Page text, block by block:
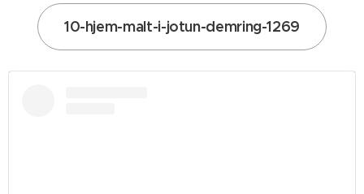
10-hjem-malt-i-jotun-demring-1269